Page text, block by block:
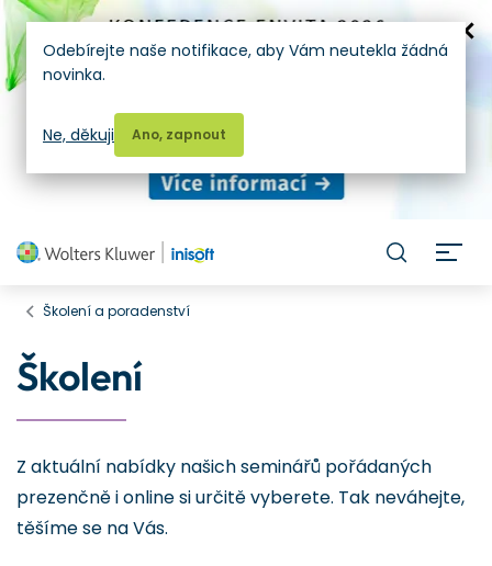
Školení a poradenství
Školení
Z aktuální nabídky našich seminářů pořádaných
prezenčně i online si určitě vyberete. Tak neváhejte,
těšíme se na Vás.
Odebírejte naše notifikace, aby Vám neutekla žádná
novinka.
Ano, zapnout
Ne, děkuji